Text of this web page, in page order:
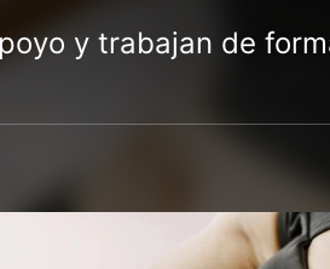
y trabajan de